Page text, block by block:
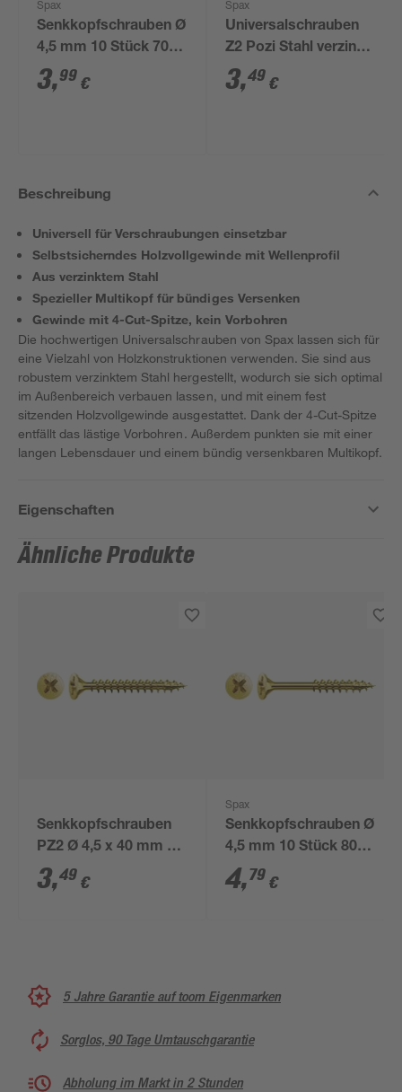
Spax
Senkkopfschrauben Ø
4,5 mm 10 Stück 70
mm
3,99 €
Spax
Universalschrauben
Z2 Pozi Stahl verzinkt
4,5 x 50 mm 10 Stück
3,49 €
Beschreibung
Universell für Verschraubungen einsetzbar
Selbstsicherndes Holzvollgewinde mit Wellenprofil
Aus verzinktem Stahl
Spezieller Multikopf für bündiges Versenken
Gewinde mit 4-Cut-Spitze, kein Vorbohren
Die hochwertigen Universalschrauben von Spax lassen sich für
eine Vielzahl von Holzkonstruktionen verwenden. Sie sind aus
robustem verzinktem Stahl hergestellt, wodurch sie sich optimal
im Außenbereich verbauen lassen, und mit einem fest
sitzenden Holzvollgewinde ausgestattet. Dank der 4-Cut-Spitze
entfällt das lästige Vorbohren. Außerdem punkten sie mit einer
langen Lebensdauer und einem bündig versenkbaren Multikopf.
Eigenschaften
Ähnliche Produkte
Senkkopfschrauben
PZ2 Ø 4,5 x 40 mm 10
Stk.
3,49 €
Spax
Senkkopfschrauben Ø
4,5 mm 10 Stück 80
mm
4,79 €
5 Jahre Garantie auf toom Eigenmarken
Sorglos, 90 Tage Umtauschgarantie
Abholung im Markt in 2 Stunden